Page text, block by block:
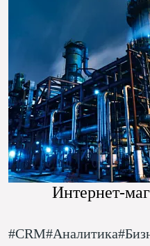
Интернет-
#CRM#Аналитика